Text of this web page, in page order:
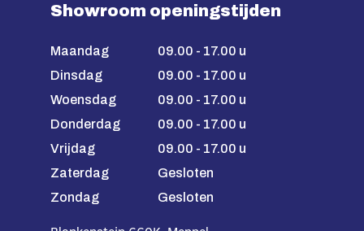
Showroom openingstijden
Maandag
09.00 - 17.00 u
Dinsdag
09.00 - 17.00 u
Woensdag
09.00 - 17.00 u
Donderdag
09.00 - 17.00 u
Vrijdag
09.00 - 17.00 u
Zaterdag
Gesloten
Zondag
Gesloten